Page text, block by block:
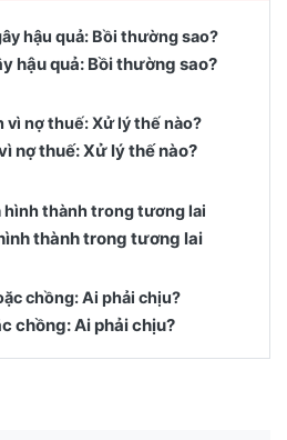
hậu quả: Bồi thường sao?
nợ thuế: Xử lý thế nào?
thành trong tương lai
chồng: Ai phải chịu?